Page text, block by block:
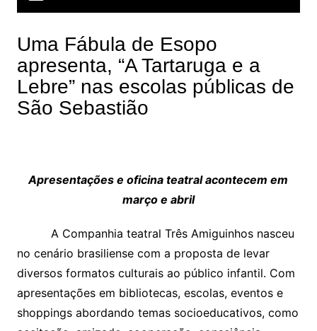
Uma Fábula de Esopo
apresenta, “A Tartaruga e a
Lebre” nas escolas públicas de
São Sebastião
Apresentações e oficina teatral acontecem em
março e abril
A Companhia teatral Três Amiguinhos nasceu
no cenário brasiliense com a proposta de levar
diversos formatos culturais ao público infantil. Com
apresentações em bibliotecas, escolas, eventos e
shoppings abordando temas socioeducativos, como